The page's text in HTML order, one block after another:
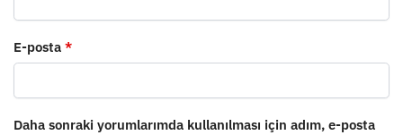
E-posta *
Daha sonraki yorumlarımda kullanılması için adım, e-posta